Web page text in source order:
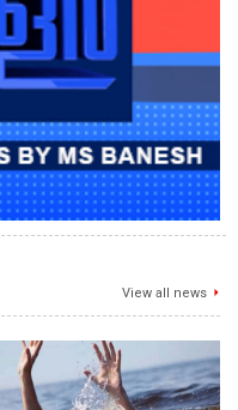
View all news